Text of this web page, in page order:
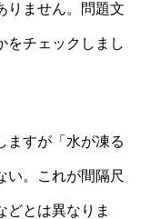
りません。問題文
をチェックしまし
ますが「水が凍る
い。これが間隔尺
どとは異なりま